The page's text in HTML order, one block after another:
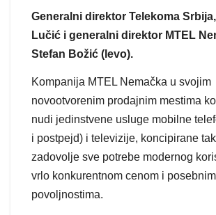
Generalni direktor Telekoma
Lučić i generalni direktor MTEL
Stefan Božić (levo).
Kompanija MTEL Nemačka u svojim
novootvorenim prodajnim mestima
nudi jedinstvene usluge mobilne
i postpejd) i televizije, koncipirane
zadovolje sve potrebe modernog
vrlo konkurentnom cenom i posebnim
povoljnostima.